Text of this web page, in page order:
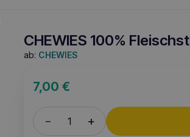
CHEWIES 100%
ab: CHEWIES
7,00€
– +